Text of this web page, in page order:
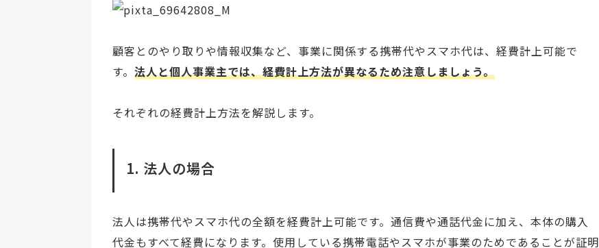
顧客とのやり取りや情報収集など、事業に関係する携帯代やスマホ代は、経費計上可能で
す。 法人と個人事業主では、経費計上方法が異なるため注意しましょう。
それぞれの経費計上方法を解説します。
1. 法人の場合
法人は携帯代やスマホ代の全額を経費計上可能です。通信費や通話代金に加え、本体の購入
代金もすべて経費になります。使用している携帯電話やスマホが事業のためであることが証明